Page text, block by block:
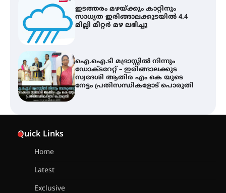
ഐ.ഐ.ടി മദ്രാസ്സിൽ നിന്നും
ഡോക്ടറേറ്റ് – ഇരിങ്ങാലക്കുട
സ്വദേശി ആതിര എം കെ യുടെ
നേട്ടം പ്രതിസന്ധികളോട് പൊരുതി
ട്യുണീഷ്യൻ ചിത്രം ” ദി വോയിസ്
ഓഫ് ഹിന്ദ് റജബ് ” ഇരിങ്ങാലക്കുട
ഫിലിം സൊസൈറ്റി ആഗസ്റ്റ് 7
വെള്ളിയാഴ്ച സ്‌ക്രീൻ ചെയ്യുന്നു
Quick Links
Home
Latest
Exclusive